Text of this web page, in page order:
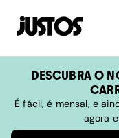
DESCUBRA O
É fácil, é mensal, e
agora